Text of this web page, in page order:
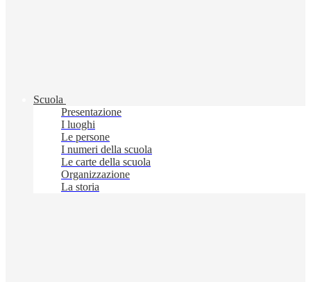
Scuola
Presentazione
I luoghi
Le persone
I numeri della scuola
Le carte della scuola
Organizzazione
La storia